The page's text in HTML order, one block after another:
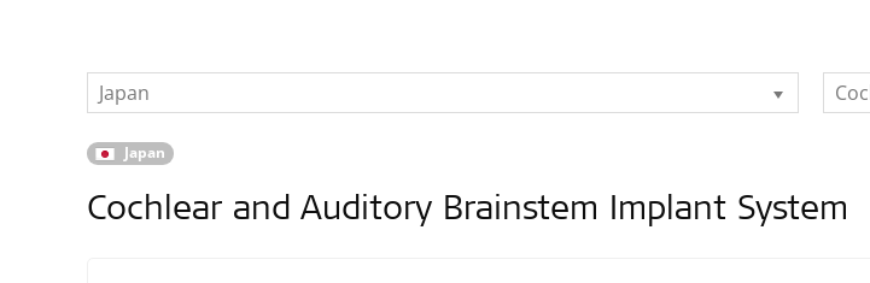
Japan
Japan
Cochlear and Auditory Brainstem Implant System